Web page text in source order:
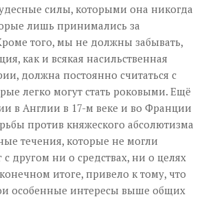
силы, которыми она никогда
лишь принимались за
того, мы не должны забывать,
как и всякая насильственная
должна постоянно считаться с
легко могут стать роковыми. Ещё
в Англии в 17-м веке и во Франции
против княжеского абсолютизма
течения, которые не могли
с другом ни о средствах, ни о целях
итоге, привело к тому, что
особенные интересы выше общих